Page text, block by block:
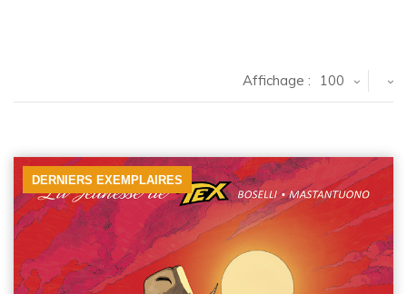
Affichage : 100
DERNIERS EXEMPLAIRES